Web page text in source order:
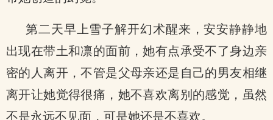
第二天早上雪子解开幻术醒来，安安静静地
出现在带土和凛的面前，她有点承受不了身边亲
密的人离开，不管是父母亲还是自己的男友相继
离开让她觉得很痛，她不喜欢离别的感觉，虽然
不是永远不见面，可是她还是不喜欢。